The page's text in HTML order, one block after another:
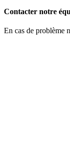
Contacter notre
En cas de problème